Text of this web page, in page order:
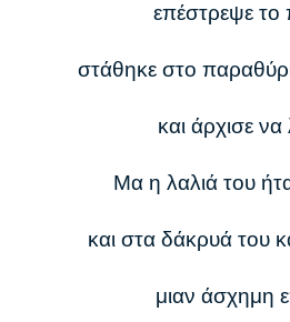
επέστρεψε το
στάθηκε στο
και άρχισε να
Μα η λαλιά του
και στα δάκρυά του
μιαν άσχημη